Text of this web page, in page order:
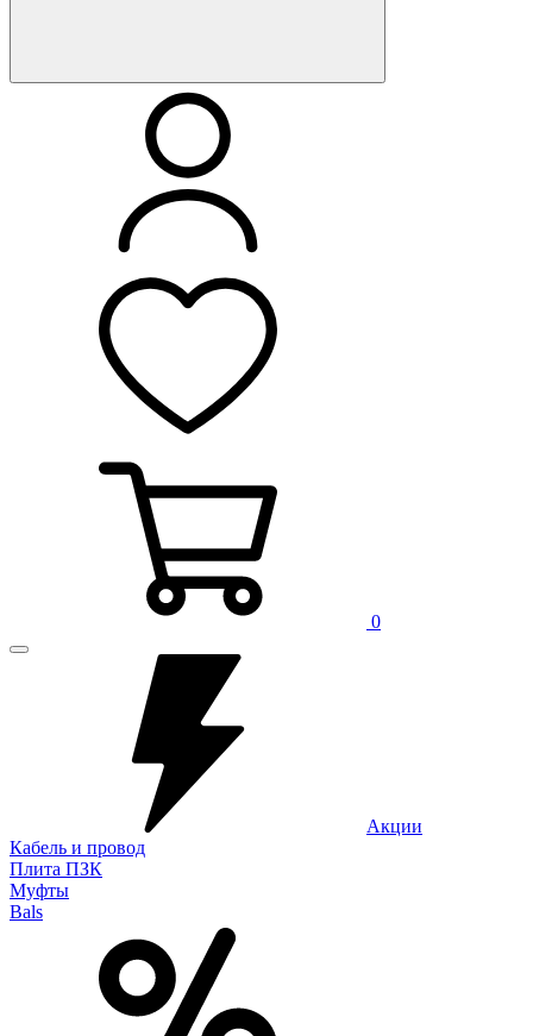
0
Акции
Кабель и провод
Плита ПЗК
Муфты
Bals